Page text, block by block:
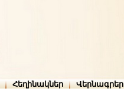
Հեղինակներ Վերնագրեր